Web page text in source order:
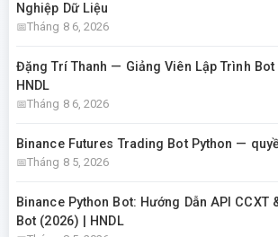
Nghiệp Dữ Liệu
Tháng 8 6, 2026
Đặng Trí Thanh — Giảng Viên Lập Trình Bot
HNDL
Tháng 8 6, 2026
Binance Futures Trading Bot Python —
Tháng 8 5, 2026
Binance Python Bot: Hướng Dẫn API CCXT
Bot (2026) | HNDL